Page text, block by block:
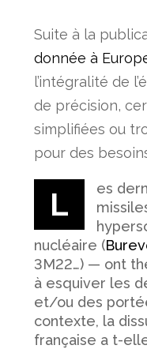
Suite à la
donnée à
l’intégralité de
de précision,
simplifiées ou
pour des
L
es
nucléaire (
3M22…) — ont
à esquiver les
et/ou des
contexte, la
française a t-